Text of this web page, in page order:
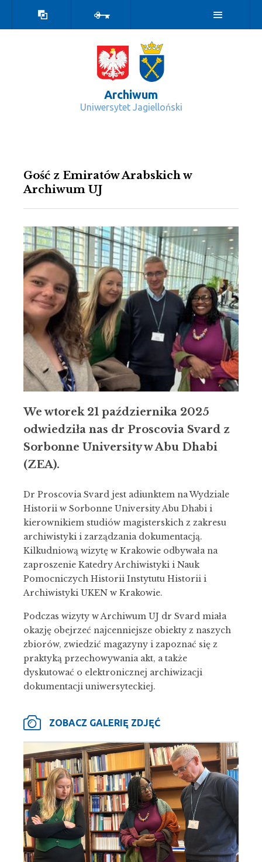
kontrastowa
Archiwum
Uniwersytet Jagielloński
Gość z Emiratów Arabskich w
Archiwum UJ
We wtorek 21 października 2025
odwiedziła nas dr Proscovia Svard z
Sorbonne University w Abu Dhabi
(ZEA).
Dr Proscovia Svard jest adiunktem na Wydziale
Historii w Sorbonne University Abu Dhabi i
kierownikiem studiów magisterskich z zakresu
archiwistyki i zarządzania dokumentacją.
Kilkudniową wizytę w Krakowie odbywała na
zaproszenie Katedry Archiwistyki i Nauk
Pomocniczych Historii Instytutu Historii i
Archiwistyki UKEN w Krakowie.
Podczas wizyty w Archiwum UJ dr Svard miała
okazję obejrzeć najcenniejsze obiekty z naszych
zbiorów, zwiedzić magazyny i zapoznać się z
praktyką przechowywania akt, a także
dyskutować o elektronicznej archiwizacji
dokumentacji uniwersyteckiej.
ZOBACZ GALERIĘ ZDJĘĆ